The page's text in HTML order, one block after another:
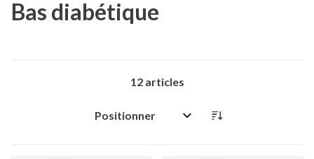
Bas diabétique
12articles
Trier par: